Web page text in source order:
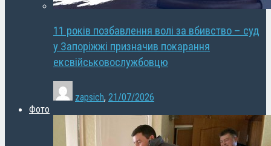
11 років позбавлення волі за вбивство – суд
у Запоріжжі призначив покарання
ексвійськовослужбовцю
zapsich, 21/07/2026
Фото